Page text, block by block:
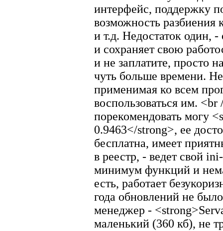
интерфейс, поддержку
возможность разбиения
и т.д. Недостаток один,
и сохраняет свою
и не заплатите, просто
чуть больше времени.
применимая ко всем
воспользоваться им.
порекомендовать могу
0.9463</strong>, ее
бесплатна, имеет
в реестр, - ведет свой
минимум функций и
есть, работает
года обновлений не
менеджер -
маленький (360 кб), не